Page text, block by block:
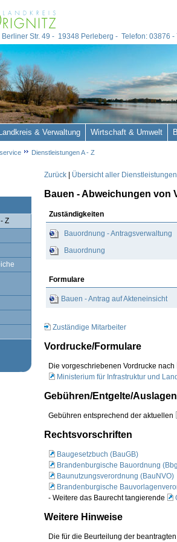
Z
Zurück Übersicht aller Dienstleistungen
Bauen - Abweichungen
Zuständigkeiten
Bauordnung - Antragsverwaltung
Bauordnung
Formulare
Bauen - Antrag auf Akteneinsicht
Zuständige Mitarbeiter
Vordrucke/Formulare
Die vorgeschriebenen Vordrucke nach
Ministerium für Infrastruktur und
Gebühren/Entgelte/Auslagen
Gebühren entsprechend der aktuellen
Rechtsvorschriften
Baugesetzbuch (BauGB)
Brandenburgische Bauordnung
Baunutzungsverordnung (BauNVO)
Brandenburgische
- Weitere das Baurecht tangierende
Weitere Hinweise
Die für die Beurteilung der
Berliner Str. 49 - 19348 Perleberg - Telefon: 03876
Landkreis & Verwaltung Wirtschaft & Umwelt
Dienstleistungen A - Z